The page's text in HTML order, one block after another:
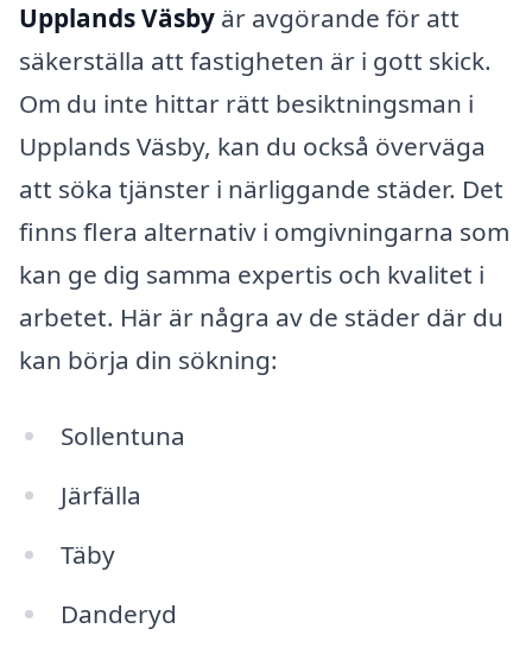
Upplands Väsby är avgörande för att
säkerställa att fastigheten är i gott skick.
Om du inte hittar rätt besiktningsman i
Upplands Väsby, kan du också överväga
att söka tjänster i närliggande städer. Det
finns flera alternativ i omgivningarna som
kan ge dig samma expertis och kvalitet i
arbetet. Här är några av de städer där du
kan börja din sökning:
Sollentuna
Järfälla
Täby
Danderyd